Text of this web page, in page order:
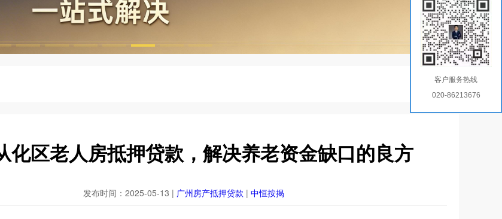
化区老人房抵押贷款，解决养老资金缺口的良方
发布时间：2025-05-13 | 广州房产抵押贷款 | 中恒按揭
客户服务热线
020-86213676